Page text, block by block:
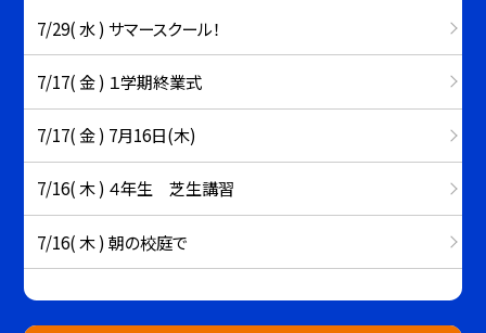
7/29( 水 ) サマースクール！
7/17( 金 ) １学期終業式
7/17( 金 ) 7月16日(木)
7/16( 木 ) ４年生 芝生講習
7/16( 木 ) 朝の校庭で